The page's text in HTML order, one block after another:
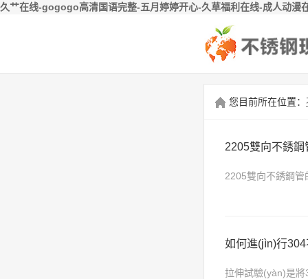
久艹在线-gogogo高清国语完整-五月婷婷开心-久草福利在线-成人动
您目前所在位置：
2205雙向不銹
2205雙向不銹鋼
如何進(jìn)行
拉伸試驗(yàn)是